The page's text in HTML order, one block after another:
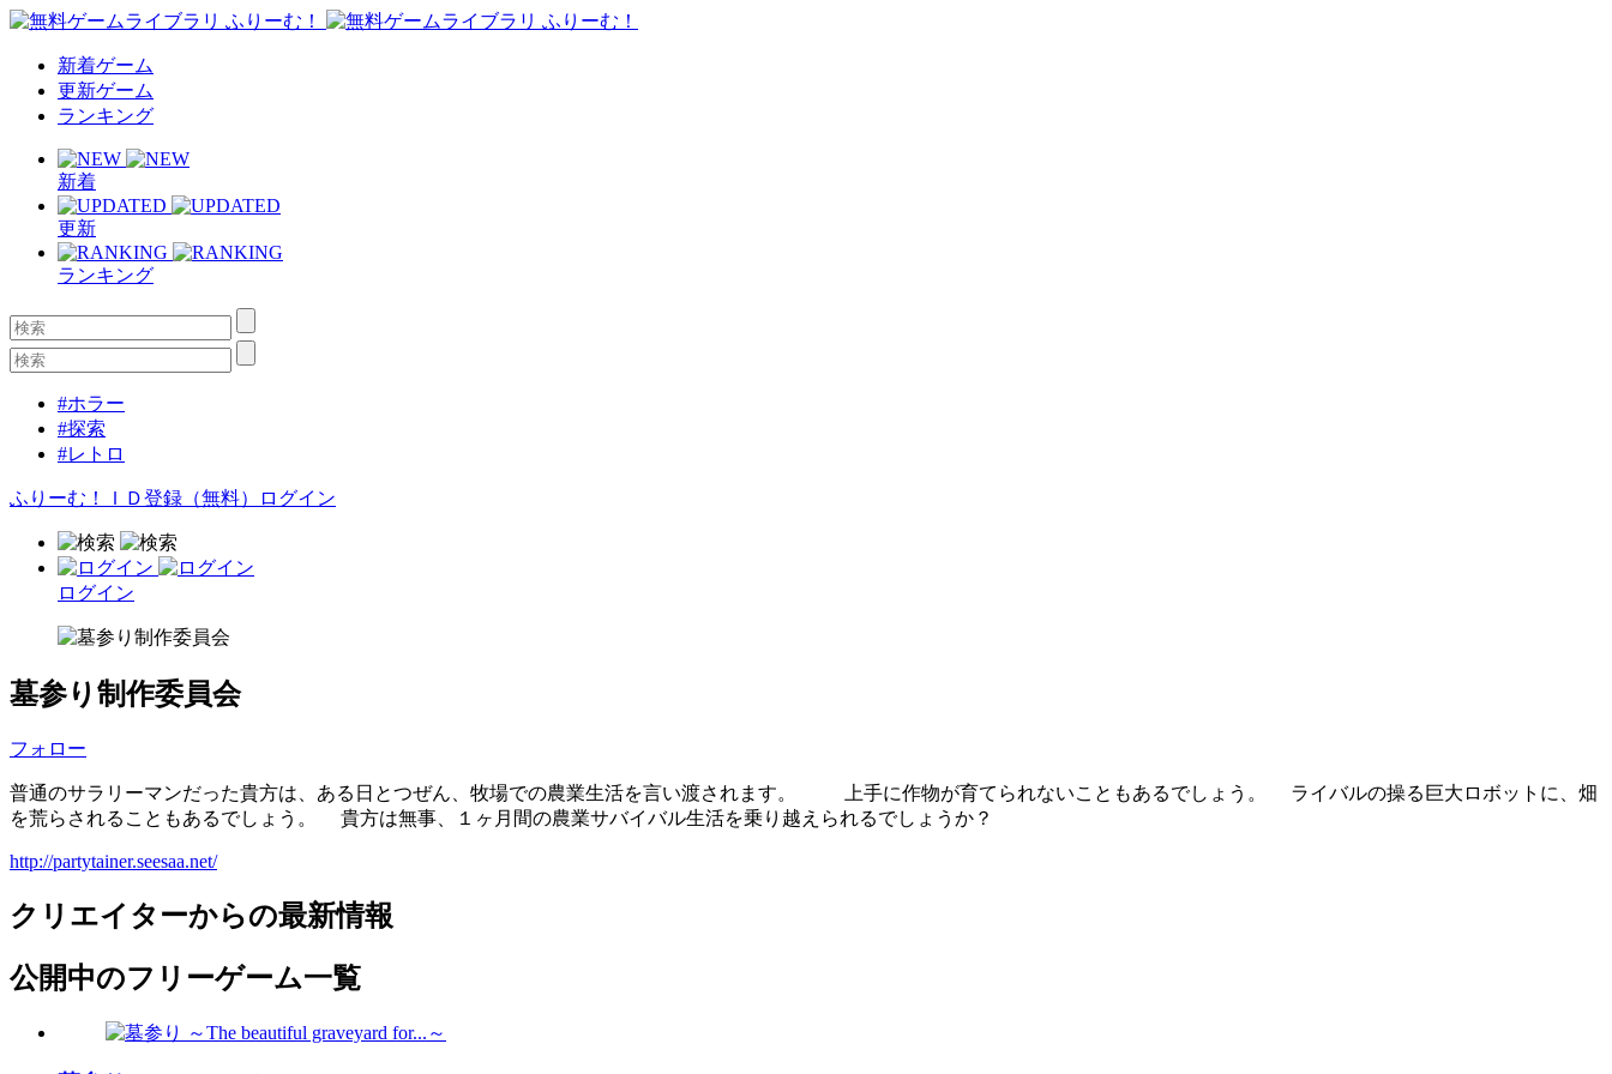
新着ゲーム
更新ゲーム
ランキング
新着
更新
ランキング
#ホラー
#探索
#レトロ
ふりーむ！ＩＤ登録（無料） ログイン
ログイン
墓参り制作委員会
フォロー
普通のサラリーマンだった貴方は、ある日とつぜん、牧場での農業生活を言い渡されます。 上手に作物が育てられないこともあるでしょう。 ライバルの操る巨大ロボットに、畑
を荒らされることもあるでしょう。 貴方は無事、１ヶ月間の農業サバイバル生活を乗り越えられるでしょうか？
http://partytainer.seesaa.net/
クリエイターからの最新情報
公開中のフリーゲーム一覧